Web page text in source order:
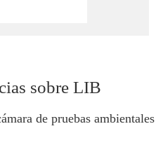
sobre LIB
de pruebas ambientales